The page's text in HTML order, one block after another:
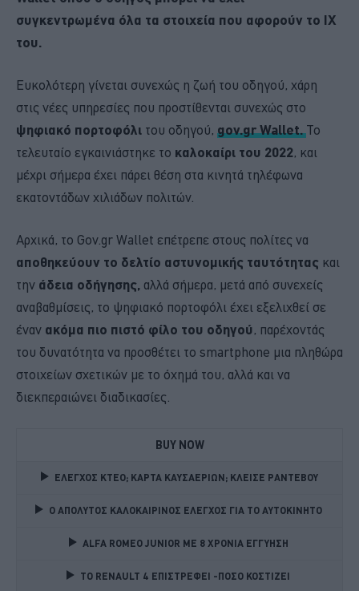
συγκεντρωμένα όλα τα στοιχεία που αφορούν το ΙΧ
του.
Ευκολότερη γίνεται συνεχώς η ζωή του οδηγού, χάρη
στις νέες υπηρεσίες που προστίθενται συνεχώς στο
ψηφιακό πορτοφόλι του οδηγού, gov.gr Wallet.Το
τελευταίο εγκαινιάστηκε το καλοκαίρι του 2022, και
μέχρι σήμερα έχει πάρει θέση στα κινητά τηλέφωνα
εκατοντάδων χιλιάδων πολιτών.
Αρχικά, το Gov.gr Wallet επέτρεπε στους πολίτες να
αποθηκεύουν το δελτίο αστυνομικής ταυτότητας και
την άδεια οδήγησης, αλλά σήμερα, μετά από συνεχείς
αναβαθμίσεις, το ψηφιακό πορτοφόλι έχει εξελιχθεί σε
έναν ακόμα πιο πιστό φίλο του οδηγού, παρέχοντάς
του δυνατότητα να προσθέτει το smartphone μια πληθώρα
στοιχείων σχετικών με το όχημά του, αλλά και να
διεκπεραιώνει διαδικασίες.
BUY NOW
ΕΛΕΓΧΟΣ ΚΤΕΟ; ΚΑΡΤΑ ΚΑΥΣΑΕΡΙΩΝ; ΚΛΕΙΣΕ ΡΑΝΤΕΒΟΥ
Ο ΑΠΟΛΥΤΟΣ ΚΑΛΟΚΑΙΡΙΝΟΣ ΕΛΕΓΧΟΣ ΓΙΑ ΤΟ ΑΥΤΟΚΙΝΗΤΟ
ALFA ROMEO JUNIOR ME 8 ΧΡΟΝΙΑ ΕΓΓΥΗΣΗ
TO RENAULT 4 ΕΠΙΣΤΡΕΦΕΙ -ΠΟΣΟ ΚΟΣΤΙΖΕΙ